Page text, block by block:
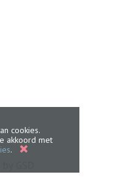
cookies.
akkoord met
.